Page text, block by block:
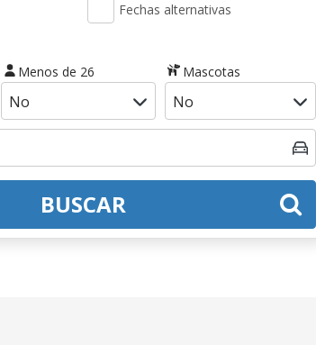
Fechas alternativas
Menos de 26 Mascotas
BUSCAR